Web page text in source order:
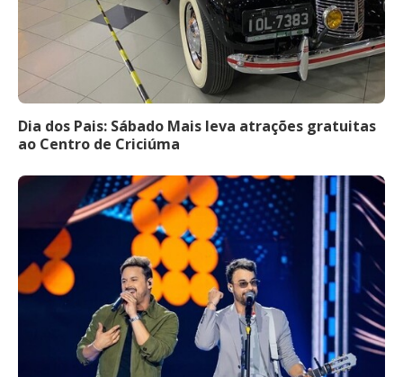
Dia dos Pais: Sábado Mais leva atrações gratuitas
ao Centro de Criciúma